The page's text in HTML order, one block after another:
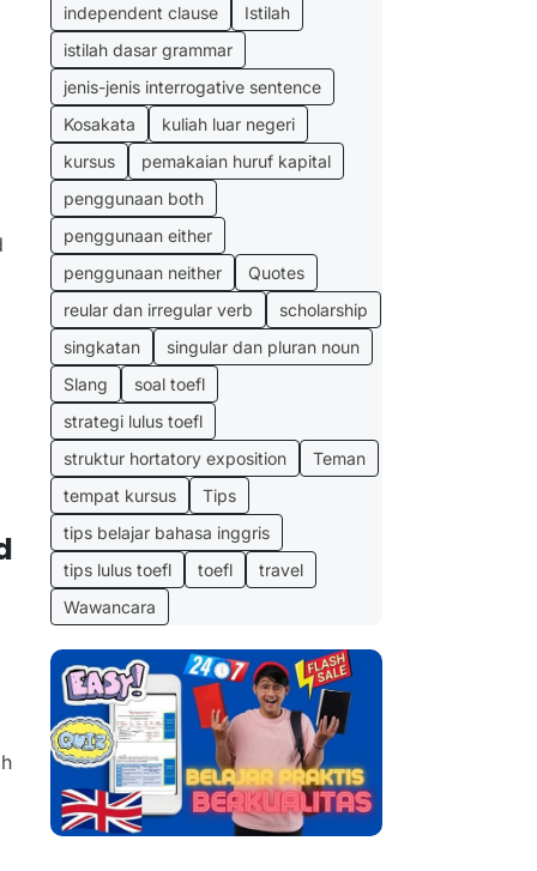
independent clause
Istilah
istilah dasar grammar
jenis-jenis interrogative sentence
Kosakata
kuliah luar negeri
kursus
pemakaian huruf kapital
penggunaan both
penggunaan either
penggunaan neither
Quotes
reular dan irregular verb
scholarship
singkatan
singular dan pluran noun
Slang
soal toefl
strategi lulus toefl
struktur hortatory exposition
Teman
tempat kursus
Tips
tips belajar bahasa inggris
tips lulus toefl
toefl
travel
Wawancara